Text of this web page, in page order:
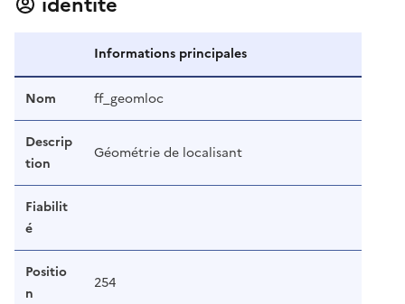
Informations principales
Nom ff_geomloc
Descrip
tion
Géométrie de localisant
Fiabilit
é
Positio
n
254